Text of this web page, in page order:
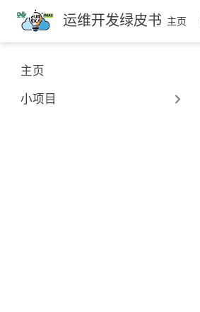
跳
至
主
要
內
容
运维开发绿皮书 主页
主页
小项目